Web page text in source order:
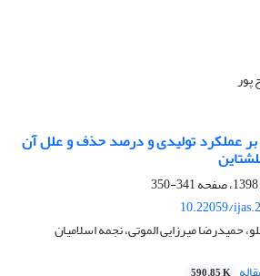
پور
بر عملکرد تولیدی و درصد حذف و علل آن
341-350
10.22059/
حمیدرضا میرزایی الموتی، نجمه اسلامیان